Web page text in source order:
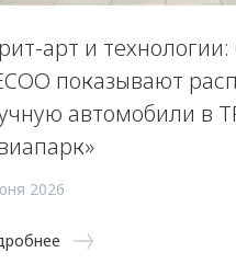
арт и технологии:
показывают
автомобили в
2026